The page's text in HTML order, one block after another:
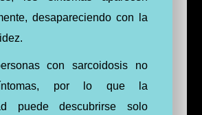
desapareciendo con la
con sarcoidosis no
por lo que la
puede descubrirse solo